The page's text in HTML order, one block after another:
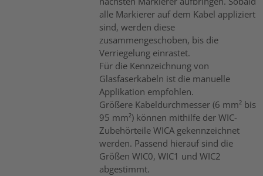
alle Markierer auf dem Kabel appliziert
sind, werden diese
zusammengeschoben, bis die
Verriegelung einrastet.
Für die Kennzeichnung von
Glasfaserkabeln ist die manuelle
Applikation empfohlen.
Größere Kabeldurchmesser (6 mm² bis
95 mm²) können mithilfe der WIC-
Zubehörteile WICA gekennzeichnet
werden. Passend hierauf sind die
Größen WIC0, WIC1 und WIC2
abgestimmt.